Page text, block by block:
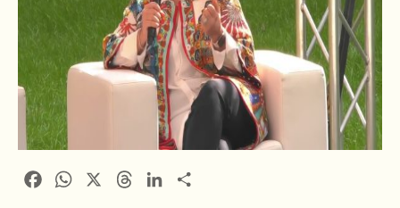
FacebookWhatsApp ThreadsLinkedIn